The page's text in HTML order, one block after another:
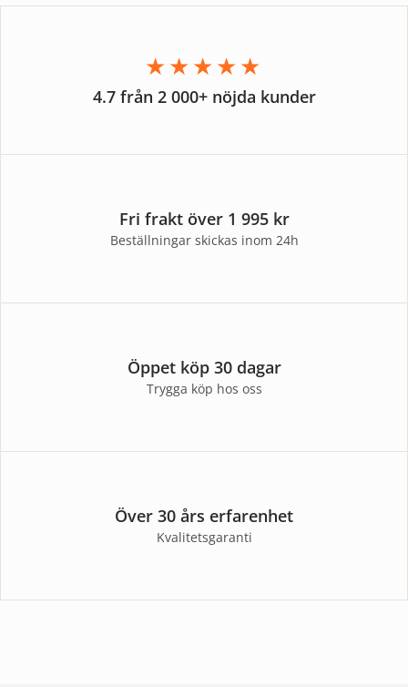
★★★★★
4.7 från 2 000+ nöjda kunder
Fri frakt över 1 995 kr
Beställningar skickas inom 24h
Öppet köp 30 dagar
Trygga köp hos oss
Över 30 års erfarenhet
Kvalitetsgaranti